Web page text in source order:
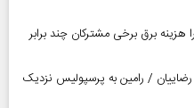
برق برخی مشترکان چند برابر
رضاییان / رامین به پرسپولیس نزدیک